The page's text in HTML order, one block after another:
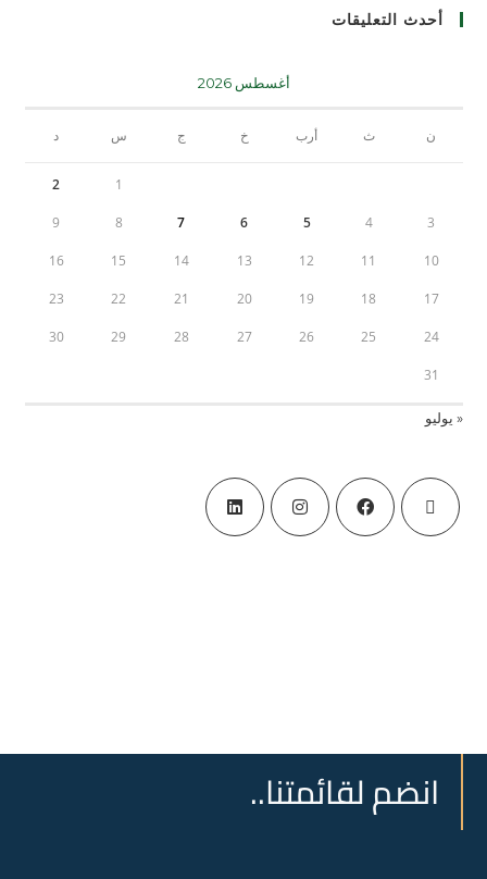
أحدث التعليقات
أغسطس 2026
ن ث أرب خ ج س د
1
2
3
4
5
6
7
8
9
10
11
12
13
14
15
16
17
18
19
20
21
22
23
24
25
26
27
28
29
30
31
« يوليو
انضم لقائمتنا..